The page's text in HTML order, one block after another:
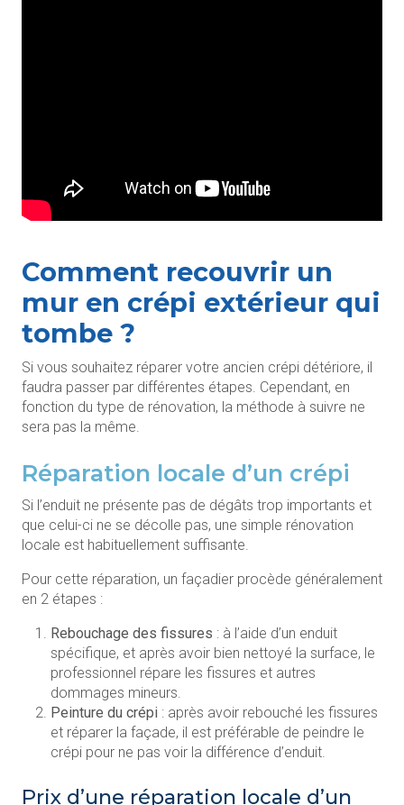
Comment recouvrir un
mur en crépi extérieur qui
tombe ?
Si vous souhaitez réparer votre ancien crépi détériore, il
faudra passer par différentes étapes. Cependant, en
fonction du type de rénovation, la méthode à suivre ne
sera pas la même.
Réparation locale d’un crépi
Si l’enduit ne présente pas de dégâts trop importants et
que celui-ci ne se décolle pas, une simple rénovation
locale est habituellement suffisante.
Pour cette réparation, un façadier procède généralement
en 2 étapes :
Rebouchage des fissures : à l’aide d’un enduit
spécifique, et après avoir bien nettoyé la surface, le
professionnel répare les fissures et autres
dommages mineurs.
Peinture du crépi : après avoir rebouché les fissures
et réparer la façade, il est préférable de peindre le
crépi pour ne pas voir la différence d’enduit.
Prix d’une réparation locale d’un